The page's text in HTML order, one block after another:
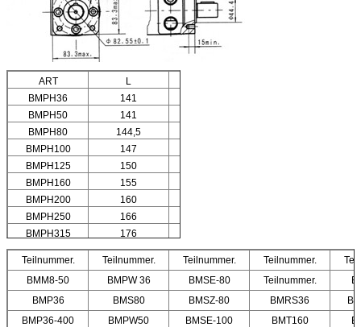
ART L
BMPH36
141
BMPH50
141
BMPH80
144,5
BMPH100
147
BMPH125
150
BMPH160
155
BMPH200
160
BMPH250
166
BMPH315
176
BMPH400
186
52
Teilnummer.
Teilnummer. Teilnummer. Teilnummer.
BMM8-50
BMPW 36 BMSE-80 Teilnummer.
BMP36
BMS80 BMSZ-80 BMRS36
BMP36-400
BMPW50 BMSE-100 BMT160